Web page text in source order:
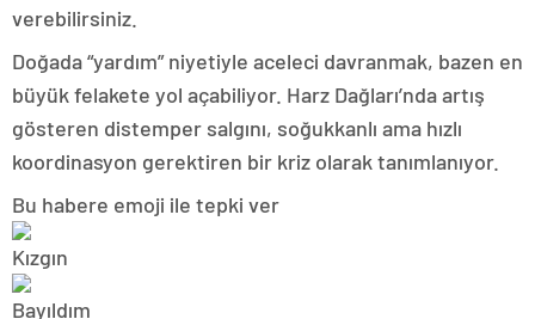
verebilirsiniz.
Doğada “yardım” niyetiyle aceleci davranmak, bazen en
büyük felakete yol açabiliyor. Harz Dağları’nda artış
gösteren distemper salgını, soğukkanlı ama hızlı
koordinasyon gerektiren bir kriz olarak tanımlanıyor.
Bu habere emoji ile tepki ver